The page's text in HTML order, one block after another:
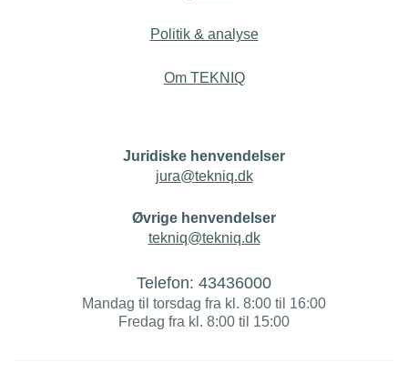
Politik & analyse
Om TEKNIQ
Juridiske henvendelser
jura@tekniq.dk
Øvrige henvendelser
tekniq@tekniq.dk
Telefon: 43436000
Mandag til torsdag fra kl. 8:00 til 16:00
Fredag fra kl. 8:00 til 15:00